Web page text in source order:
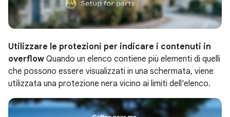
Utilizzare le protezioni per indicare i contenuti in
overflow Quando un elenco contiene più elementi di quelli
che possono essere visualizzati in una schermata, viene
utilizzata una protezione nera vicino ai limiti dell'elenco.